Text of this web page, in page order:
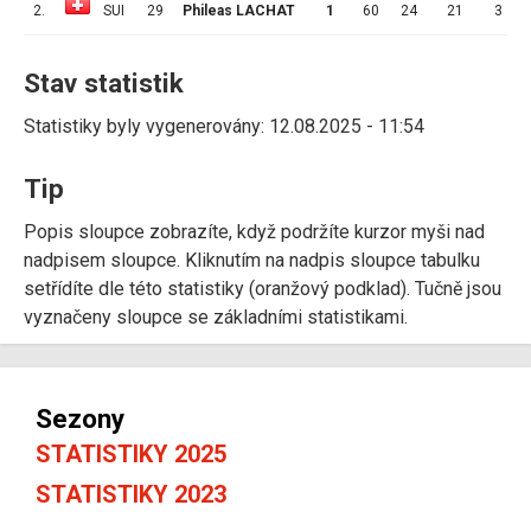
2. SUI 29 Phileas LACHAT 1 60 24 21 3
Stav statistik
Statistiky byly vygenerovány: 12.08.2025 - 11:54
Tip
Popis sloupce zobrazíte, když podržíte kurzor myši nad
nadpisem sloupce. Kliknutím na nadpis sloupce tabulku
setřídíte dle této statistiky (oranžový podklad). Tučně jsou
vyznačeny sloupce se základními statistikami.
Sezony
STATISTIKY 2025
STATISTIKY 2023